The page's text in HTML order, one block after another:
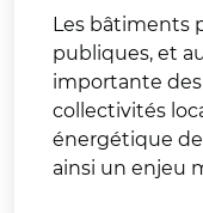
Les bâtiments
publiques, et
importante
collectivités
énergétique
ainsi un enjeu